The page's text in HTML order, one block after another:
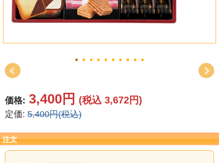
お中元
プレゼント
長寿のお祝い
カタログ
その他
価格: 3,400円 (税込 3,672円)
定価: 5,400円(税込)
注文